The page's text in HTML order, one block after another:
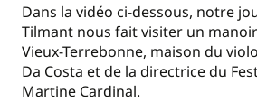
Dans la vidéo ci-dessous, notre
Tilmant nous fait visiter un
Vieux-Terrebonne, maison du
Da Costa et de la directrice du
Martine Cardinal.